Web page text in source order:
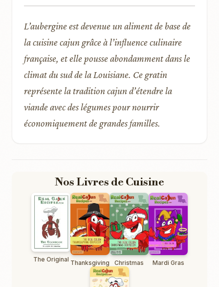
L’aubergine est devenue un aliment de base de
la cuisine cajun grâce à l’influence culinaire
française, et elle pousse abondamment dans le
climat du sud de la Louisiane. Ce gratin
représente la tradition cajun d’étendre la
viande avec des légumes pour nourrir
économiquement de grandes familles.
Nos Livres de Cuisine
The Original Thanksgiving Christmas Mardi Gras